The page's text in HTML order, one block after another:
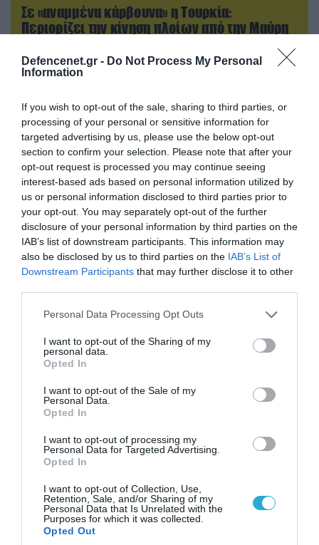
Defencenet.gr - Do Not Process My Personal
Information
If you wish to opt-out of the sale, sharing to third parties, or
processing of your personal or sensitive information for
targeted advertising by us, please use the below opt-out
section to confirm your selection. Please note that after your
opt-out request is processed you may continue seeing
interest-based ads based on personal information utilized by
us or personal information disclosed to third parties prior to
your opt-out. You may separately opt-out of the further
disclosure of your personal information by third parties on the
IAB’s list of downstream participants. This information may
also be disclosed by us to third parties on the IAB’s List of
Downstream Participants that may further disclose it to other
Please note that this website/app uses one or more Google
not limited to your visit or usage behaviour. You may click to
grant or deny consent to Google and its third-party tags to
use your data for below specified purposes in below Google
consent section.
Personal Data Processing Opt Outs
I want to opt-out of the Sharing of my
personal data.
Opted In
I want to opt-out of the Sale of my
Personal Data.
Opted In
I want to opt-out of processing my
Personal Data for Targeted Advertising.
Opted In
I want to opt-out of Collection, Use,
Retention, Sale, and/or Sharing of my
Personal Data that Is Unrelated with the
Purposes for which it was collected.
Opted Out
Σε «αναμμένα κάρβουνα» η Τουρκία:
Περιορίζει την κίνηση πλοίων από την Μαύρη
08.08.2026 | 09:02
«Η απόλυτη τραγωδία»: Η «αιχμηρή» ανάρτηση
07.08.2026 | 20:02